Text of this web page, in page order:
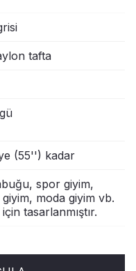
tafta
(55'') kadar
spor giyim,
moda giyim vb.
tasarlanmıştır.